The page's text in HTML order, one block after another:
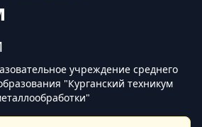
учреждение среднего
"Курганский техникум